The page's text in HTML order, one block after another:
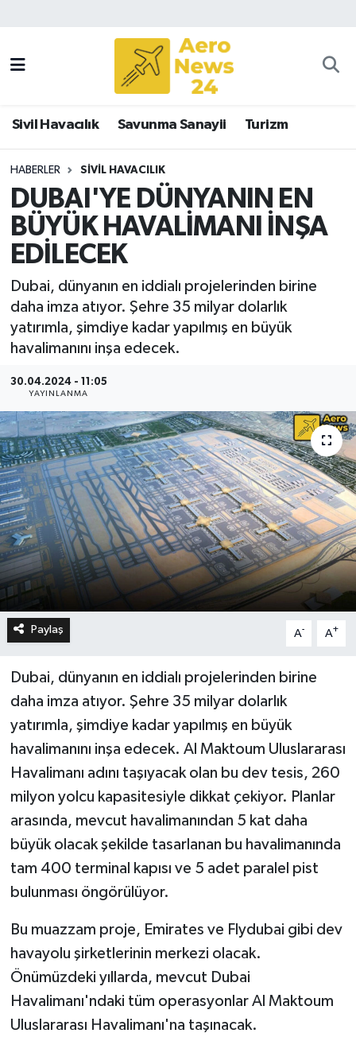
Sivil Havacılık Savunma Sanayii Turizm
HABERLER SIVIL HAVACILIK
DUBAI'YE DÜNYANIN EN
BÜYÜK HAVALİMANI İNŞA
EDİLECEK
Dubai, dünyanın en iddialı projelerinden birine
daha imza atıyor. Şehre 35 milyar dolarlık
yatırımla, şimdiye kadar yapılmış en büyük
havalimanını inşa edecek.
30.04.2024 - 11:05
YAYINLANMA
Paylaş A- A+
Dubai, dünyanın en iddialı projelerinden birine
daha imza atıyor. Şehre 35 milyar dolarlık
yatırımla, şimdiye kadar yapılmış en büyük
havalimanını inşa edecek. Al Maktoum Uluslararası
Havalimanı adını taşıyacak olan bu dev tesis, 260
milyon yolcu kapasitesiyle dikkat çekiyor. Planlar
arasında, mevcut havalimanından 5 kat daha
büyük olacak şekilde tasarlanan bu havalimanında
tam 400 terminal kapısı ve 5 adet paralel pist
bulunması öngörülüyor.
Bu muazzam proje, Emirates ve Flydubai gibi dev
havayolu şirketlerinin merkezi olacak.
Önümüzdeki yıllarda, mevcut Dubai
Havalimanı'ndaki tüm operasyonlar Al Maktoum
Uluslararası Havalimanı'na taşınacak.